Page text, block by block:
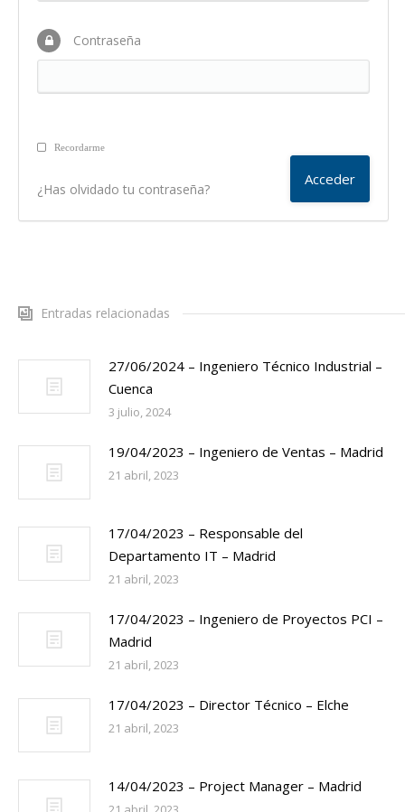
Contraseña
Recordarme
¿Has olvidado tu contraseña?
Entradas relacionadas
27/06/2024 – Ingeniero Técnico Industrial –
Cuenca
3 julio, 2024
19/04/2023 – Ingeniero de Ventas – Madrid
21 abril, 2023
17/04/2023 – Responsable del
Departamento IT – Madrid
21 abril, 2023
17/04/2023 – Ingeniero de Proyectos PCI –
Madrid
21 abril, 2023
17/04/2023 – Director Técnico – Elche
21 abril, 2023
14/04/2023 – Project Manager – Madrid